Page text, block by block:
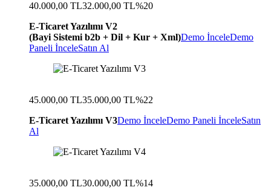
40.000,00 TL32.000,00 TL%20
E-Ticaret Yazılımı V2
(Bayi Sistemi b2b + Dil + Kur + Xml)Demo İnceleDemo
Paneli İnceleSatın Al
45.000,00 TL35.000,00 TL%22
E-Ticaret Yazılımı V3Demo İnceleDemo Paneli İnceleSatın
Al
35.000,00 TL30.000,00 TL%14